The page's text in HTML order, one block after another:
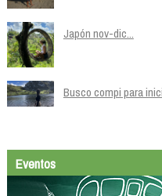
Japón nov-dic...
Busco compi para
Eventos